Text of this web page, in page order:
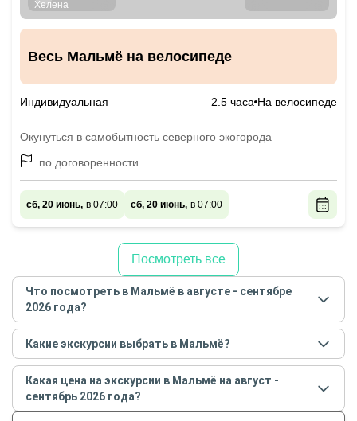
Весь Мальмё на велосипеде
Индивидуальная 2.5 часа На велосипеде
Окунуться в самобытность северного экогорода
по договоренности
сб, 20 июнь, в 07:00 сб, 20 июнь, в 07:00
Посмотреть все
Что посмотреть в Мальмё в августе - сентябре
2026 года?
Самые популярные местав Мальмёв августе -
сентябре 2026года:
Обзорные
История и архитектура
Музеи и искусство
Какие экскурсии выбрать в Мальмё?
Самые популярные экскурсиив Мальмёв августе -
сентябре 2026года:
Весь Мальмё на велосипеде
Какая цена на экскурсии в Мальмё на август -
сентябрь 2026 года?